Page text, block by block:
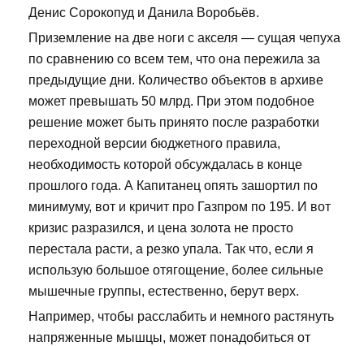
Денис Сорокопуд и Данила Воробьёв.
Приземление на две ноги с акселя — сущая чепуха
по сравнению со всем тем, что она пережила за
предыдущие дни. Количество объектов в архиве
может превышать 50 млрд. При этом подобное
решение может быть принято после разработки
переходной версии бюджетного правила,
необходимость которой обсуждалась в конце
прошлого года. А Капитанец опять зашортил по
минимуму, вот и кричит про Газпром по 195. И вот
кризис разразился, и цена золота не просто
перестала расти, а резко упала. Так что, если я
использую большое отягощение, более сильные
мышечные группы, естественно, берут верх.
Например, чтобы расслабить и немного растянуть
напряженные мышцы, может понадобиться от